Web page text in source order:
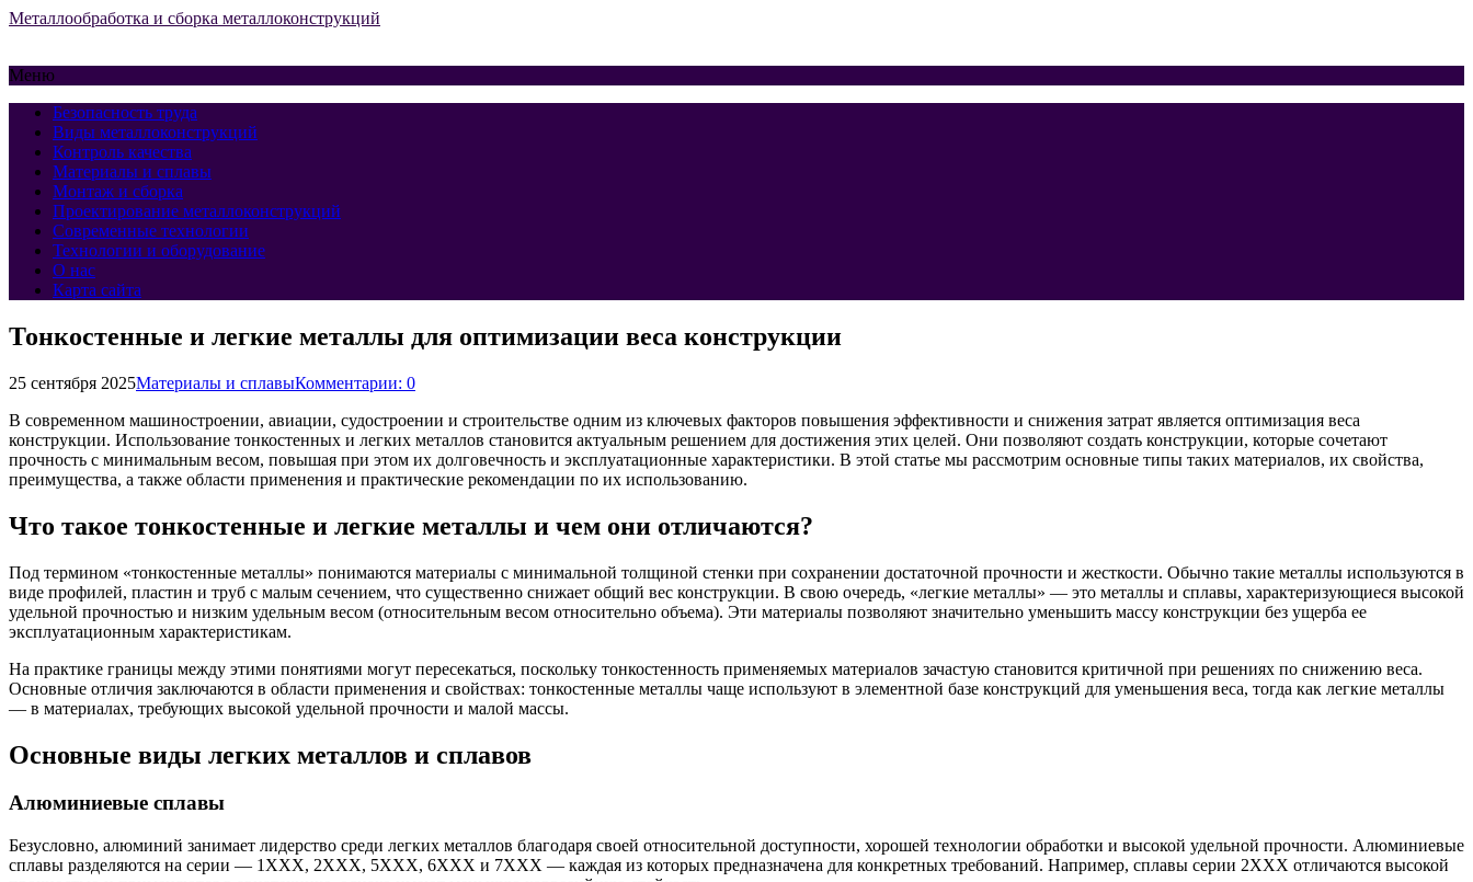
Металлообработка и сборка металлоконструкций
Меню
Безопасность труда
Виды металлоконструкций
Контроль качества
Материалы и сплавы
Монтаж и сборка
Проектирование металлоконструкций
Современные технологии
Технологии и оборудование
О нас
Карта сайта
Тонкостенные и легкие металлы для оптимизации веса конструкции
25 сентября 2025Материалы и сплавыКомментарии: 0
В современном машиностроении, авиации, судостроении и строительстве одним из ключевых факторов повышения эффективности и снижения затрат является оптимизация веса
конструкции. Использование тонкостенных и легких металлов становится актуальным решением для достижения этих целей. Они позволяют создать конструкции, которые сочетают
прочность с минимальным весом, повышая при этом их долговечность и эксплуатационные характеристики. В этой статье мы рассмотрим основные типы таких материалов, их свойства,
преимущества, а также области применения и практические рекомендации по их использованию.
Что такое тонкостенные и легкие металлы и чем они отличаются?
Под термином «тонкостенные металлы» понимаются материалы с минимальной толщиной стенки при сохранении достаточной прочности и жесткости. Обычно такие металлы используются в
виде профилей, пластин и труб с малым сечением, что существенно снижает общий вес конструкции. В свою очередь, «легкие металлы» — это металлы и сплавы, характеризующиеся высокой
удельной прочностью и низким удельным весом (относительным весом относительно объема). Эти материалы позволяют значительно уменьшить массу конструкции без ущерба ее
эксплуатационным характеристикам.
На практике границы между этими понятиями могут пересекаться, поскольку тонкостенность применяемых материалов зачастую становится критичной при решениях по снижению веса.
Основные отличия заключаются в области применения и свойствах: тонкостенные металлы чаще используют в элементной базе конструкций для уменьшения веса, тогда как легкие металлы
— в материалах, требующих высокой удельной прочности и малой массы.
Основные виды легких металлов и сплавов
Алюминиевые сплавы
Безусловно, алюминий занимает лидерство среди легких металлов благодаря своей относительной доступности, хорошей технологии обработки и высокой удельной прочности. Алюминиевые
сплавы разделяются на серии — 1XXX, 2XXX, 5XXX, 6XXX и 7XXX — каждая из которых предназначена для конкретных требований. Например, сплавы серии 2XXX отличаются высокой